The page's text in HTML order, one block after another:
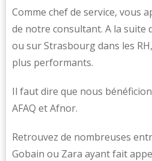
Comme chef de service, vous
de notre consultant. A la suite
ou sur Strasbourg dans les
plus performants.
Il faut dire que nous
AFAQ et Afnor.
Retrouvez de nombreuses
Gobain ou Zara ayant fait